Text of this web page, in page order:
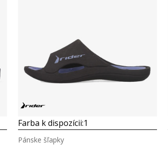
Porovnaj
Farba k dispozícii:1
Pánske šľapky